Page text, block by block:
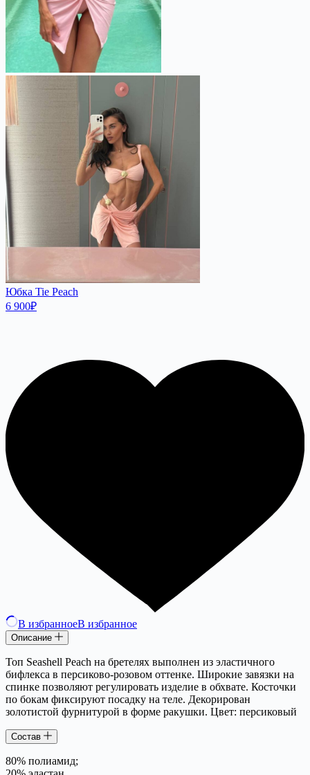
Юбка Tie Peach
6 900₽
В избранноеВ избранное
Описание
Топ Seashell Peach на бретелях выполнен из эластичного
бифлекса в персиково-розовом оттенке. Широкие завязки на
спинке позволяют регулировать изделие в обхвате. Косточки
по бокам фиксируют посадку на теле. Декорирован
золотистой фурнитурой в форме ракушки. Цвет: персиковый
Состав
80% полиамид;